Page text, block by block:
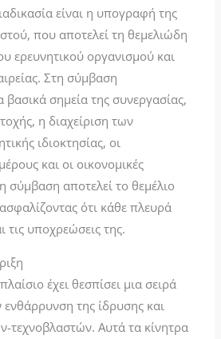
είναι η υπογραφή της
που αποτελεί τη θεμελιώδη
ερευνητικού οργανισμού και
Στη σύμβαση
βασικά σημεία της συνεργασίας,
η διαχείριση των
ιδιοκτησίας, οι
και οι οικονομικές
σύμβαση αποτελεί το θεμέλιο
ότι κάθε πλευρά
τις υποχρεώσεις της.
έχει θεσπίσει μια σειρά
ενθάρρυνση της ίδρυσης και
τεχνοβλαστών. Αυτά τα κίνητρα